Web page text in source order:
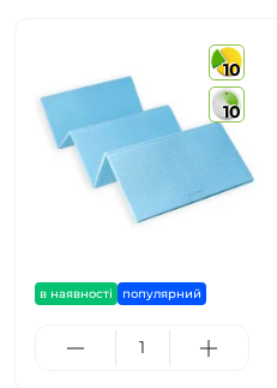
10
10
в наявності популярний